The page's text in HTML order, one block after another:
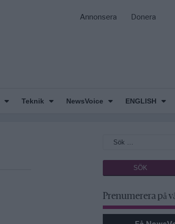
Annonsera Donera
Teknik NewsVoice ENGLISH
Prenumerera på